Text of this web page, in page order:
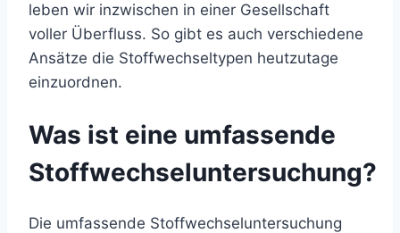
leben wir inzwischen in einer Gesellschaft
voller Überfluss. So gibt es auch verschiedene
Ansätze die Stoffwechseltypen heutzutage
einzuordnen.
Was ist eine umfassende
Stoffwechseluntersuchung?
Die umfassende Stoffwechseluntersuchung